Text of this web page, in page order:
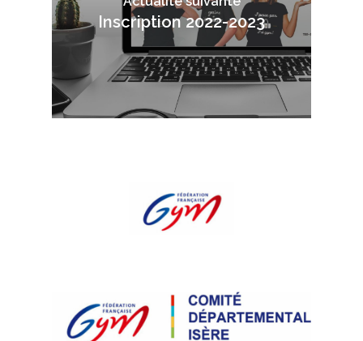
Inscription 2022-2023